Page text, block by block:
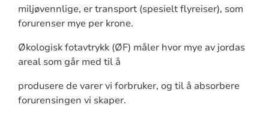
miljøvennlige, er transport (spesielt flyreiser), som
forurenser mye per krone.
Økologisk fotavtrykk (ØF) måler hvor mye av jordas
areal som går med til å
produsere de varer vi forbruker, og til å absorbere
forurensingen vi skaper.